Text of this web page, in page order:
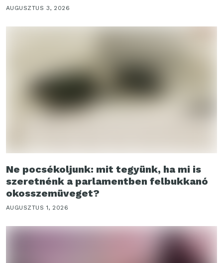
AUGUSZTUS 3, 2026
Ne pocsékoljunk: mit tegyünk, ha mi is
szeretnénk a parlamentben felbukkanó
okosszemüveget?
AUGUSZTUS 1, 2026